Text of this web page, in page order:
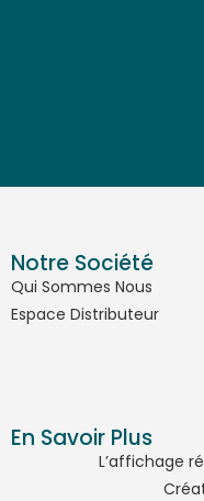
Notre Société
Qui Sommes Nous
Espace Distributeur
En Savoir Plus
L’affichage